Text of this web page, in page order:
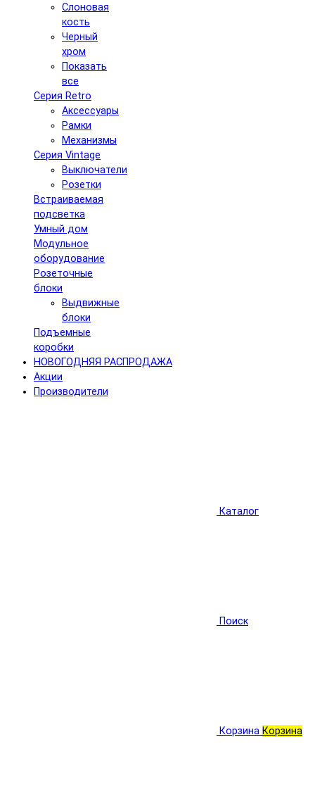
Слоновая
кость
Черный
хром
Показать
все
Серия Retro
Аксессуары
Рамки
Механизмы
Серия Vintage
Выключатели
Розетки
Встраиваемая
подсветка
Умный дом
Модульное
оборудование
Розеточные
блоки
Выдвижные
блоки
Подъемные
коробки
НОВОГОДНЯЯ РАСПРОДАЖА
Акции
Производители
Каталог
Поиск
Корзина Корзина